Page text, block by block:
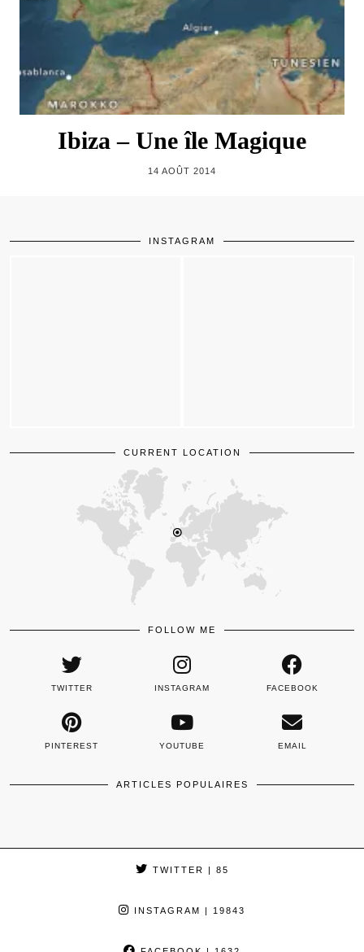
Ibiza – Une île Magique
14 AOÛT 2014
INSTAGRAM
CURRENT LOCATION
FOLLOW ME
TWITTER INSTAGRAM FACEBOOK
PINTEREST YOUTUBE EMAIL
ARTICLES POPULAIRES
TWITTER | 85
INSTAGRAM | 19843